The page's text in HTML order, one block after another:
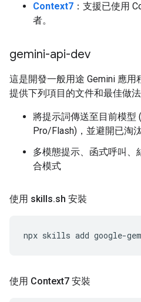
Context7 ：支援已使用
者。
gemini-api-dev
這是開發一般用途 Gemini 應
提供下列項目的文件和最佳做法
將提示詞傳送至目前模型
Pro/Flash)，並避開已淘
多模態提示、函式呼叫、
合模式
使用 skills.sh 安裝
npx skills add google-
使用 Context7 安裝